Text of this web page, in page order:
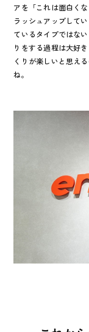
アを「これは面白く
ラッシュアップして
ているタイプではな
りをする過程は大好
くりが楽しいと思え
ね。